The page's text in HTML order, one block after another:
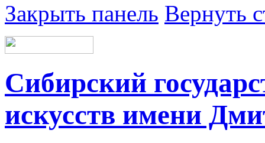
Закрыть панель Вернуть
Сибирский
искусств имени